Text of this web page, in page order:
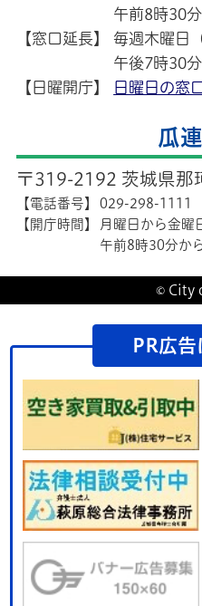
午前8時30
【窓口延長】
毎週木曜日
午後7時30
【日曜開庁】
日曜日の窓
瓜
〒319-2192 茨城県那
【電話番号】
029-298-1111
【開庁時間】
月曜日から金曜
午前8時30分か
© City
PR広